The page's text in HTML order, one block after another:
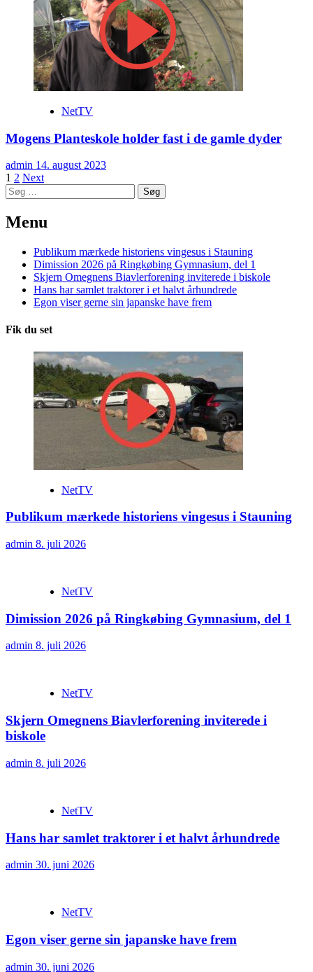
NetTV
Mogens Planteskole holder fast i de gamle dyder
admin 14. august 2023
Navigation
til
indlæg
1 2 Next
Søg
efter:
Menu
Publikum mærkede historiens vingesus i Stauning
Dimission 2026 på Ringkøbing Gymnasium, del 1
Skjern Omegnens Biavlerforening inviterede i biskole
Hans har samlet traktorer i et halvt århundrede
Egon viser gerne sin japanske have frem
Fik du set
NetTV
Publikum mærkede historiens vingesus i Stauning
admin 8. juli 2026
NetTV
Dimission 2026 på Ringkøbing Gymnasium, del 1
admin 8. juli 2026
NetTV
Skjern Omegnens Biavlerforening inviterede i
biskole
admin 8. juli 2026
NetTV
Hans har samlet traktorer i et halvt århundrede
admin 30. juni 2026
NetTV
Egon viser gerne sin japanske have frem
admin 30. juni 2026